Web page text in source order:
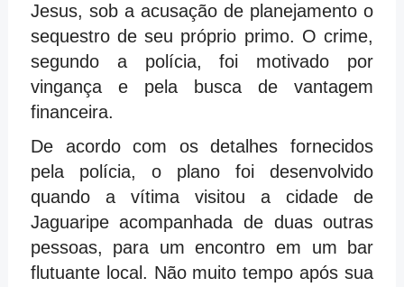
Jesus, sob a acusação de planejamento o
sequestro de seu próprio primo. O crime,
segundo a polícia, foi motivado por
vingança e pela busca de vantagem
financeira.
De acordo com os detalhes fornecidos
pela polícia, o plano foi desenvolvido
quando a vítima visitou a cidade de
Jaguaripe acompanhada de duas outras
pessoas, para um encontro em um bar
flutuante local. Não muito tempo após sua